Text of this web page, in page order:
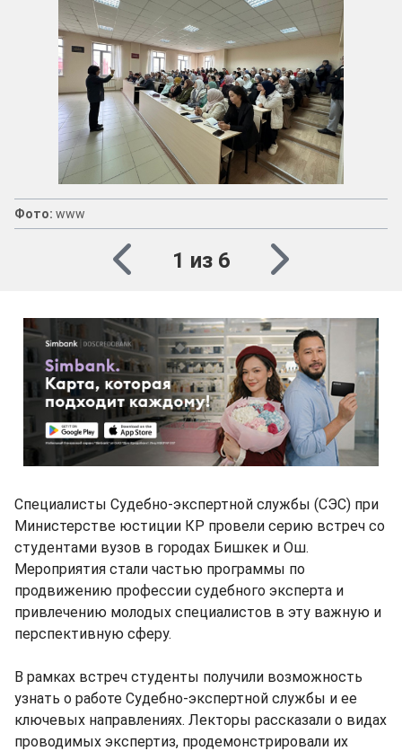
Фото: www
1 из 6
Специалисты Судебно-экспертной службы (СЭС) при
Министерстве юстиции КР провели серию встреч со
студентами вузов в городах Бишкек и Ош.
Мероприятия стали частью программы по
продвижению профессии судебного эксперта и
привлечению молодых специалистов в эту важную и
перспективную сферу.
В рамках встреч студенты получили возможность
узнать о работе Судебно-экспертной службы и ее
ключевых направлениях. Лекторы рассказали о видах
проводимых экспертиз, продемонстрировали их